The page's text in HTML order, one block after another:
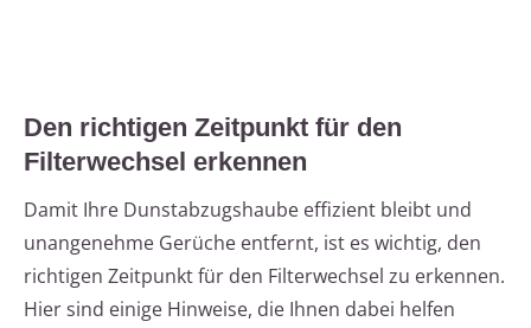
Den richtigen Zeitpunkt für den
Filterwechsel erkennen
Damit Ihre Dunstabzugshaube effizient bleibt und
unangenehme Gerüche entfernt, ist es wichtig, den
richtigen Zeitpunkt für den Filterwechsel zu erkennen.
Hier sind einige Hinweise, die Ihnen dabei helfen